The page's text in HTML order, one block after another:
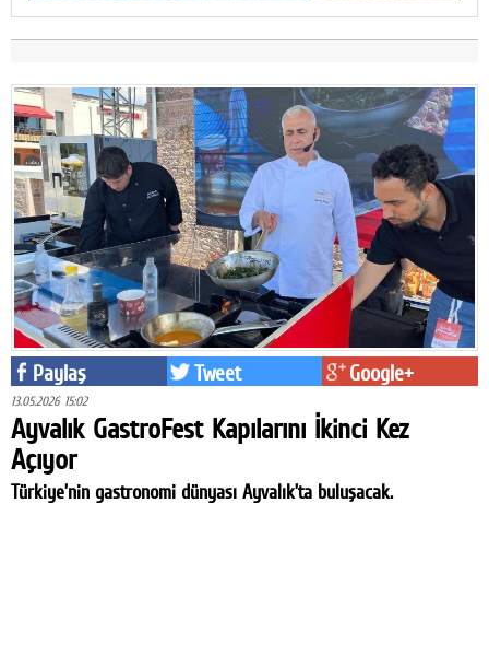
Paylaş Tweet Google+
13.05.2026 15:02
Ayvalık GastroFest Kapılarını İkinci Kez
Açıyor
Türkiye’nin gastronomi dünyası Ayvalık’ta buluşacak.